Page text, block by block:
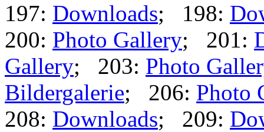
197: Downloads; 198:
200: Photo Gallery; 201:
Gallery; 203: Photo
Bildergalerie; 206: Photo
208: Downloads; 209: